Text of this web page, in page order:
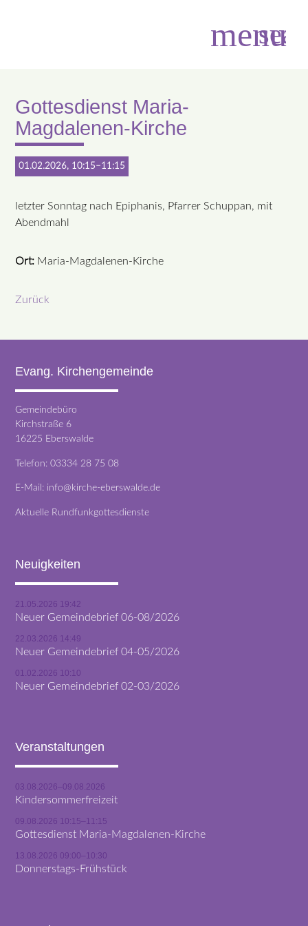
menu
Suchbegriffe
Gottesdienst Maria-
Magdalenen-Kirche
01.02.2026, 10:15–11:15
letzter Sonntag nach Epiphanis, Pfarrer Schuppan, mit
Abendmahl
Ort: Maria-Magdalenen-Kirche
Zurück
Evang. Kirchengemeinde
Gemeindebüro
Kirchstraße 6
16225 Eberswalde
Telefon:03334 28 75 08
E-Mail: info@kirche-eberswalde.de
Aktuelle Rundfunkgottesdienste
Neuigkeiten
21.05.2026 19:42
Neuer Gemeindebrief 06-08/2026
22.03.2026 14:49
Neuer Gemeindebrief 04-05/2026
01.02.2026 10:10
Neuer Gemeindebrief 02-03/2026
Veranstaltungen
03.08.2026–09.08.2026
Kindersommerfreizeit
09.08.2026 10:15–11:15
Gottesdienst Maria-Magdalenen-Kirche
13.08.2026 09:00–10:30
Donnerstags-Frühstück